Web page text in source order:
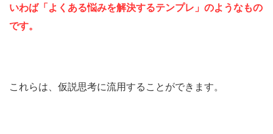
いわば「よくある悩みを解決するテンプレ」のようなもの
です。
これらは、仮説思考に流用することができます。